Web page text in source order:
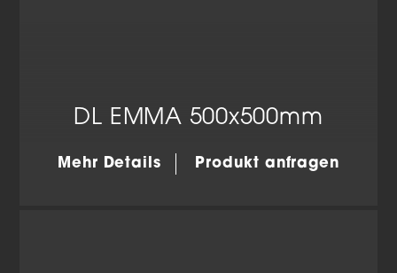
DL EMMA 500x500mm
Mehr Details Produkt anfragen
personalisierte Anzeigen und Inhalte oder Anzeigen-
und Inhaltsmessung. Weitere Informationen über die
Datenschutzerklärung
Hier finden Sie eine Übersicht über alle verwendeten